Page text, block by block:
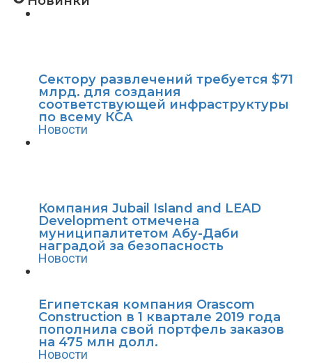
Сектору развлечений требуется $71
млрд. для создания
соответствующей инфраструктуры
по всему КСА
Новости
Компания Jubail Island and LEAD
Development отмечена
муниципалитетом Абу-Даби
наградой за безопасность
Новости
Египетская компания Orascom
Construction в 1 квартале 2019 года
пополнила свой портфель заказов
на 475 млн долл.
Новости